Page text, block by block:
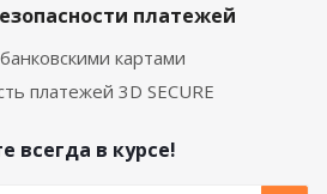
платежей
картами
платежей 3D SECURE
всегда в курсе!